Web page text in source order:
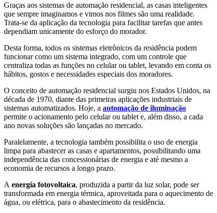
Graças aos sistemas de automação residencial, as casas inteligentes
que sempre imaginamos e vimos nos filmes são uma realidade.
Trata-se da aplicação da tecnologia para facilitar tarefas que antes
dependiam unicamente do esforço do morador.
Desta forma, todos os sistemas eletrônicos da residência podem
funcionar como um sistema integrado, com um controle que
centraliza todas as funções no celular ou tablet, levando em conta os
hábitos, gostos e necessidades especiais dos moradores.
O conceito de automação residencial surgiu nos Estados Unidos, na
década de 1970, diante das primeiras aplicações industriais de
sistemas automatizados. Hoje, a automação de iluminação
permite o acionamento pelo celular ou tablet e, além disso, a cada
ano novas soluções são lançadas no mercado.
Paralelamente, a tecnologia também possibilita o uso de energia
limpa para abastecer as casas e apartamentos, possibilitando uma
independência das concessionárias de energia e até mesmo a
economia de recursos a longo prazo.
A energia fotovoltaica, produzida a partir da luz solar, pode ser
transformada em energia térmica, aproveitada para o aquecimento de
água, ou elétrica, para o abastecimento da residência.